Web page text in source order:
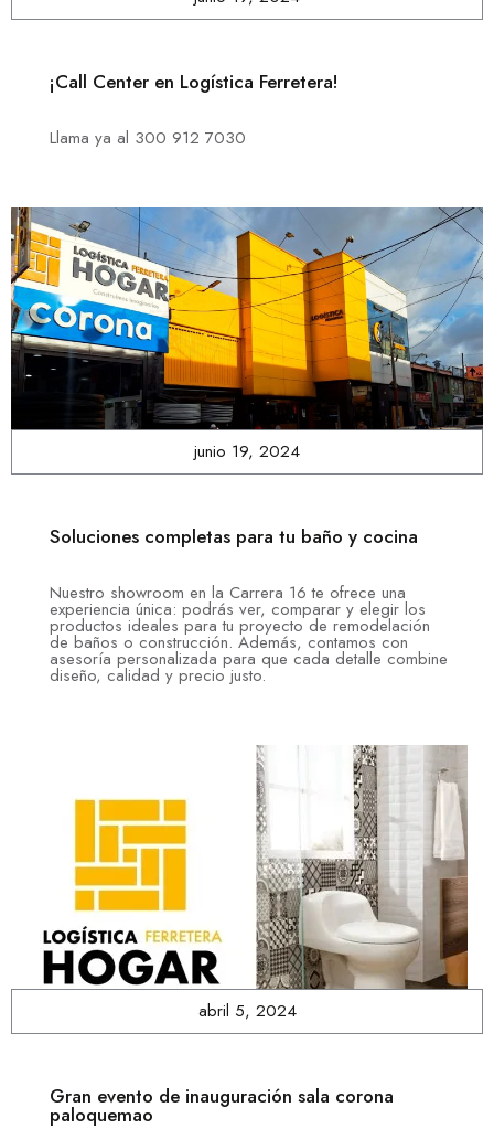
¡Call Center en Logística Ferretera!
Llama ya al 300 912 7030
junio 19, 2024
Soluciones completas para tu baño y cocina
Nuestro showroom en la Carrera 16 te ofrece una
experiencia única: podrás ver, comparar y elegir los
productos ideales para tu proyecto de remodelación
de baños o construcción. Además, contamos con
asesoría personalizada para que cada detalle combine
diseño, calidad y precio justo.
abril 5, 2024
Gran evento de inauguración sala corona
paloquemao